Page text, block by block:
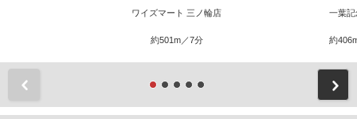
ワイズマート 三ノ輪店
約501m／7分
一葉記
約